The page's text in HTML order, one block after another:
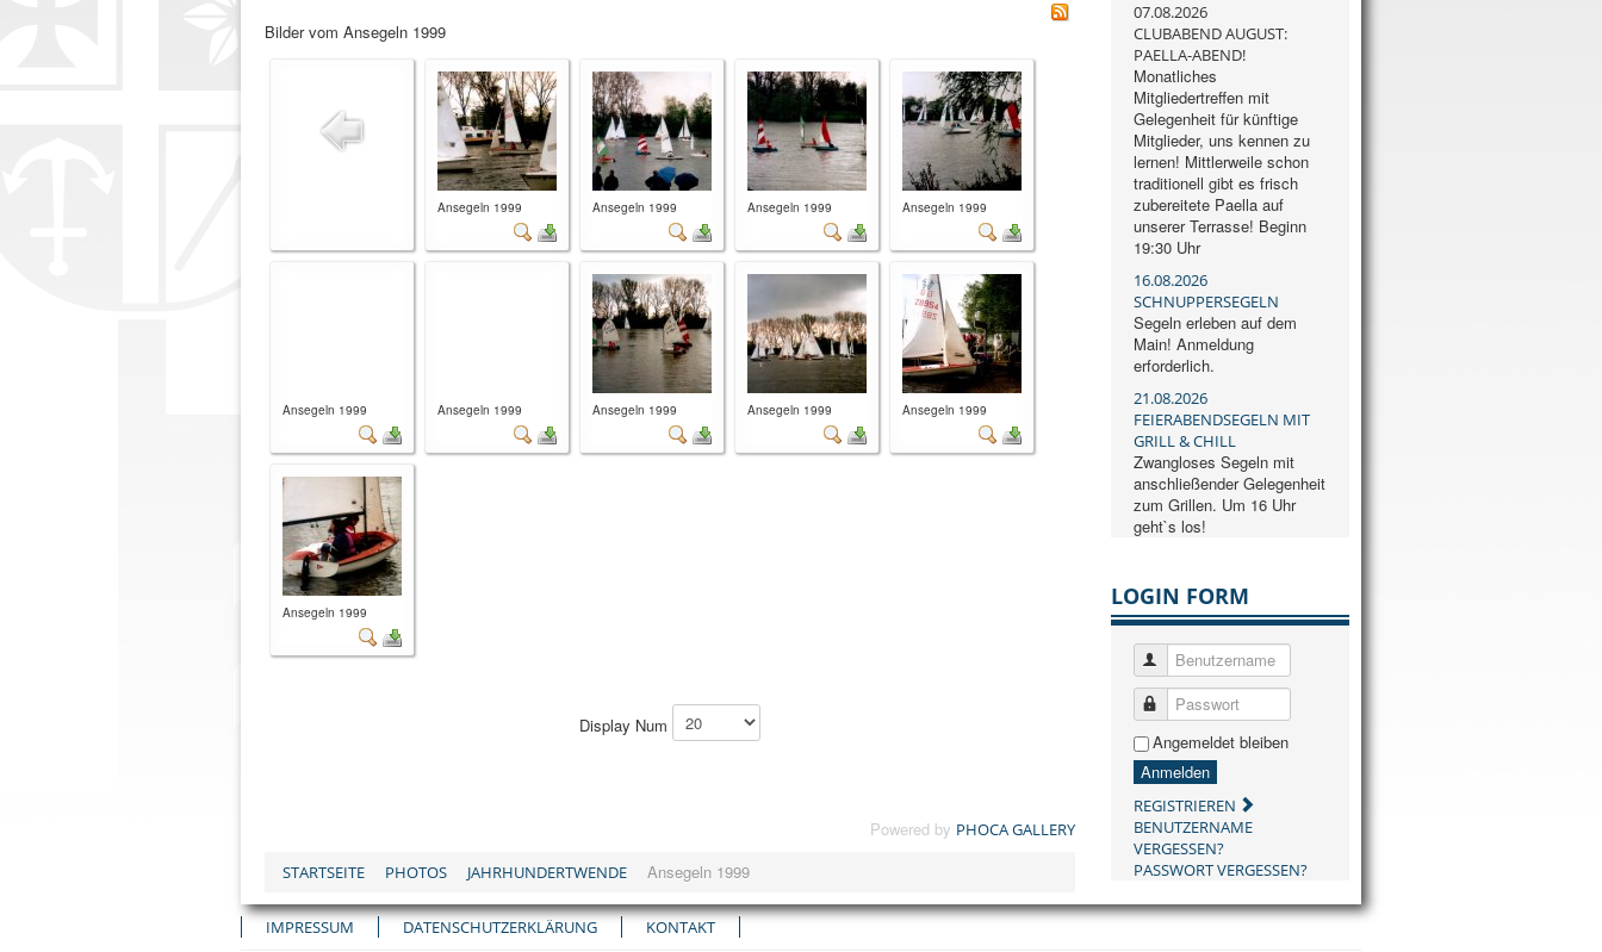
Bilder vom Ansegeln 1999
Ansegeln 1999 Ansegeln 1999 Ansegeln 1999 Ansegeln 1999
Ansegeln 1999 Ansegeln 1999 Ansegeln 1999 Ansegeln 1999 Ansegeln 1999
Ansegeln 1999
Display Num
Powered by PHOCA GALLERY
STARTSEITE
PHOTOS JAHRHUNDERTWENDE Ansegeln 1999
07.08.2026
CLUBABEND AUGUST:
PAELLA-ABEND!
Monatliches
Mitgliedertreffen mit
Gelegenheit für künftige
Mitglieder, uns kennen zu
lernen! Mittlerweile schon
traditionell gibt es frisch
zubereitete Paella auf
unserer Terrasse! Beginn
19:30 Uhr
16.08.2026
SCHNUPPERSEGELN
Segeln erleben auf dem
Main! Anmeldung
erforderlich.
21.08.2026
FEIERABENDSEGELN MIT
GRILL & CHILL
Zwangloses Segeln mit
anschließender Gelegenheit
zum Grillen. Um 16 Uhr
geht`s los!
LOGIN FORM
Benutzername
Passwort
Angemeldet bleiben
Anmelden
REGISTRIEREN
BENUTZERNAME
VERGESSEN?
PASSWORT VERGESSEN?
IMPRESSUM DATENSCHUTZERKLÄRUNG KONTAKT